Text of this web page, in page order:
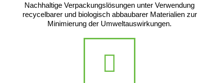
Nachhaltige Verpackungslösungen unter Verwendung
recycelbarer und biologisch abbaubarer Materialien zur
Minimierung der Umweltauswirkungen.